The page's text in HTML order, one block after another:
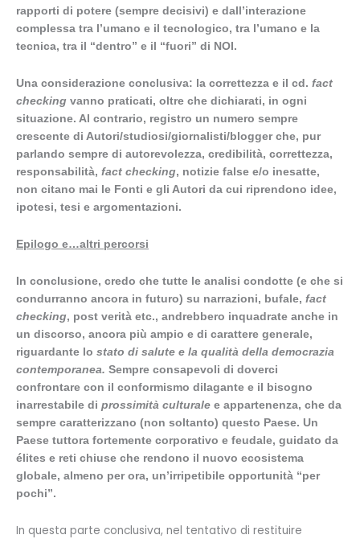
rapporti di potere (sempre decisivi) e dall’interazione
complessa tra l’umano e il tecnologico, tra l’umano e la
tecnica, tra il “dentro” e il “fuori” di NOI.
Una considerazione conclusiva: la correttezza e il cd. fact
checking vanno praticati, oltre che dichiarati, in ogni
situazione. Al contrario, registro un numero sempre
crescente di Autori/studiosi/giornalisti/blogger che, pur
parlando sempre di autorevolezza, credibilità, correttezza,
responsabilità, fact checking, notizie false e/o inesatte,
non citano mai le Fonti e gli Autori da cui riprendono idee,
ipotesi, tesi e argomentazioni.
Epilogo e…altri percorsi
In conclusione, credo che tutte le analisi condotte (e che si
condurranno ancora in futuro) su narrazioni, bufale, fact
checking, post verità etc., andrebbero inquadrate anche in
un discorso, ancora più ampio e di carattere generale,
riguardante lo stato di salute e la qualità della democrazia
contemporanea. Sempre consapevoli di doverci
confrontare con il conformismo dilagante e il bisogno
inarrestabile di prossimità culturale e appartenenza, che da
sempre caratterizzano (non soltanto) questo Paese. Un
Paese tuttora fortemente corporativo e feudale, guidato da
élites e reti chiuse che rendono il nuovo ecosistema
globale, almeno per ora, un’irripetibile opportunità “per
pochi”.
In questa parte conclusiva, nel tentativo di restituire